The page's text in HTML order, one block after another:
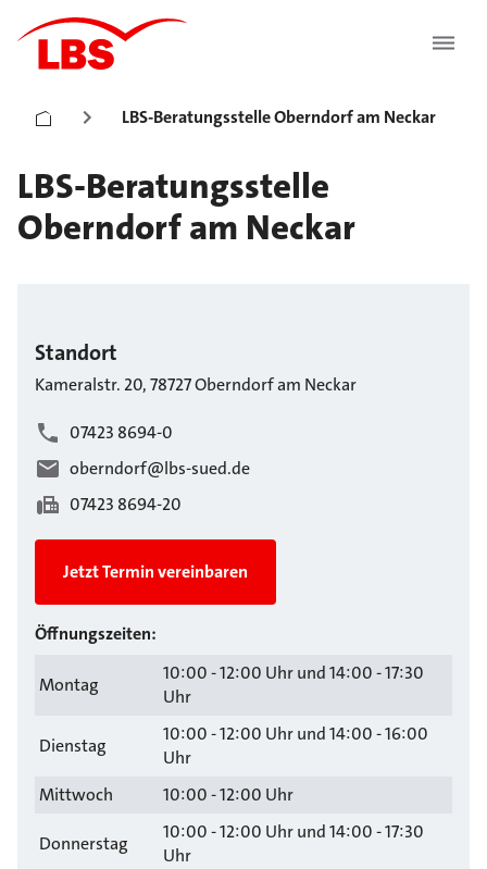
LBS-Beratungsstelle Oberndorf am Neckar
LBS-Beratungsstelle
Oberndorf am Neckar
Standort
Kameralstr. 20,78727Oberndorf am Neckar
07423 8694-0
oberndorf@lbs-sued.de
07423 8694-20
Jetzt Termin vereinbaren
Öffnungszeiten:
Montag
10:00 - 12:00 Uhr und 14:00 - 17:30
Uhr
Dienstag
10:00 - 12:00 Uhr und 14:00 - 16:00
Uhr
Mittwoch
10:00 - 12:00 Uhr
Donnerstag
10:00 - 12:00 Uhr und 14:00 - 17:30
Uhr